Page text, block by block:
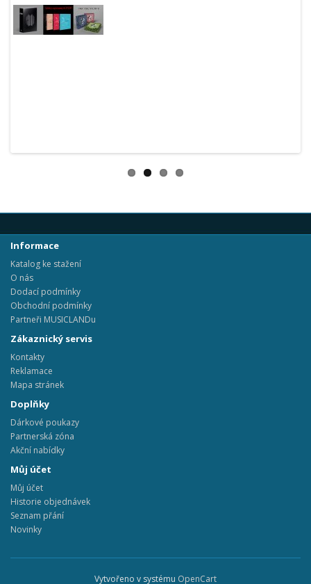
Informace
Katalog ke stažení
O nás
Dodací podmínky
Obchodní podmínky
Partneři MUSICLANDu
Zákaznický servis
Kontakty
Reklamace
Mapa stránek
Doplňky
Dárkové poukazy
Partnerská zóna
Akční nabídky
Můj účet
Můj účet
Historie objednávek
Seznam přání
Novinky
Vytvořeno v systému OpenCart